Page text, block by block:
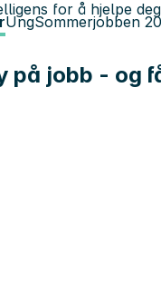
UngSommerjobben
på jobb - og
for å hjelpe